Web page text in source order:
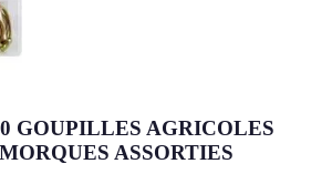
GOUPILLES AGRICOLES
ASSORTIES